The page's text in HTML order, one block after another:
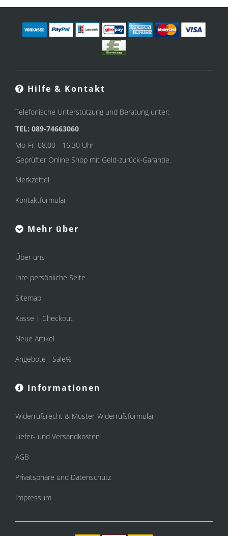
Hilfe & Kontakt
Telefonische Unterstützung und Beratung unter:
TEL: 089-74663060
Mo-Fr, 08:00 - 16:30 Uhr
Geprüfter Online Shop mit Geld-zurück-Garantie.
Merkzettel
Kontaktformular
Mehr über
Über uns
Ihre persönliche Seite
Sitemap
Kasse | Checkout
Neue Artikel
Angebote - Sale%
Informationen
Widerrufsrecht & Muster-Widerrufsformular
Liefer- und Versandkosten
AGB
Privatsphäre und Datenschutz
Impressum